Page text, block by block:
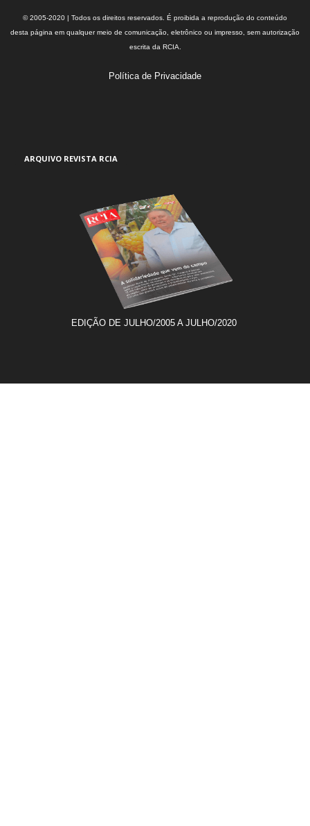
© 2005-2020 | Todos os direitos reservados. É proibida a reprodução do conteúdo
desta página em qualquer meio de comunicação, eletrônico ou impresso, sem autorização
escrita da RCIA.
Política de Privacidade
ARQUIVO REVISTA RCIA
EDIÇÃO DE JULHO/2005 A JULHO/2020